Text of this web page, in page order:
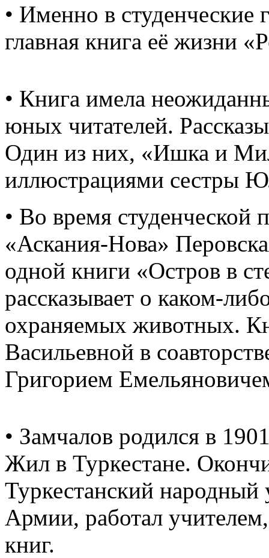
• Именно в студенческие
главная книга её жизни
• Книга имела
юных читателей.
Один из них, «Ишка и
иллюстрациями сестры
• Во время студенческой
«Аскания-Нова»
одной книги «Остров в
рассказывает о каком-
охраняемых животных.
Васильевной в
Григорием
• Замчалов родился в
Жил в Туркестане.
Туркестанский народный
Армии, работал
книг.